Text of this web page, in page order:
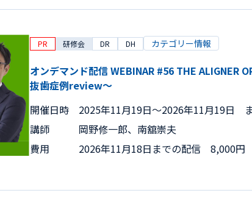
PR 研修会 DR DH カテゴリー情報
オンデマンド配信 WEBINAR #56 THE ALIGNER
抜歯症例review～
開催日時
2025年11月19日〜2026年11月19日
講師
岡野修一郎、南舘崇夫
費用
2026年11月18日までの配信 8,000円